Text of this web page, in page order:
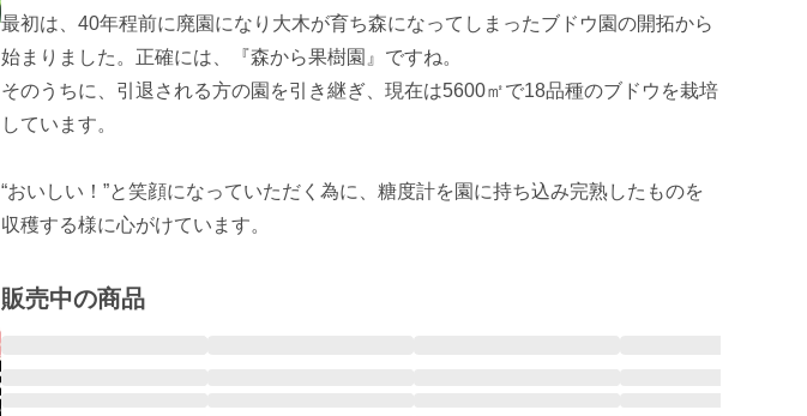
最初は、40年程前に廃園になり大木が育ち森になってしまったブドウ園の開拓から
始まりました。正確には、『森から果樹園』ですね。
そのうちに、引退される方の園を引き継ぎ、現在は5600㎡で18品種のブドウを栽培
しています。
“おいしい！”と笑顔になっていただく為に、糖度計を園に持ち込み完熟したものを
収穫する様に心がけています。
販売中の商品